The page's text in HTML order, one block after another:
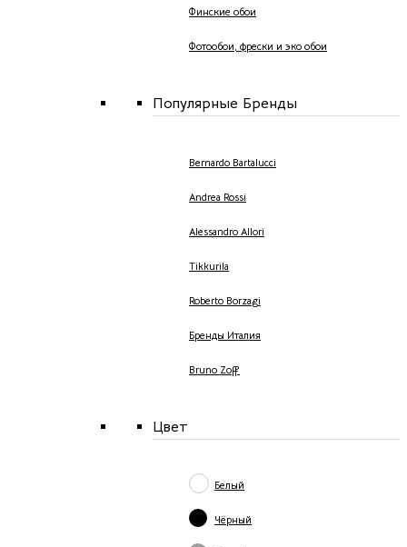
Финские обои
Фотообои, фрески и эко обои
Популярные Бренды
Bernardo Bartalucci
Andrea Rossi
Alessandro Allori
Tikkurila
Roberto Borzagi
Бренды Италия
Bruno Zoff
Цвет
Белый
Чёрный